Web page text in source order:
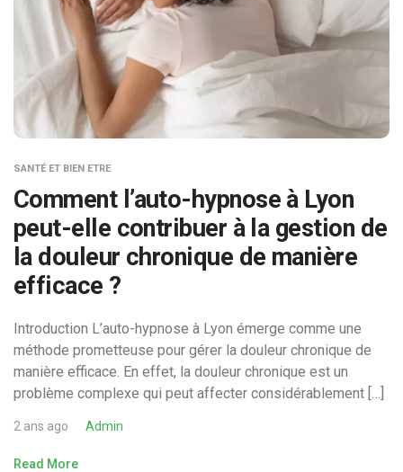
SANTÉ ET BIEN ETRE
Comment l’auto-hypnose à Lyon
peut-elle contribuer à la gestion de
la douleur chronique de manière
efficace ?
Introduction L’auto-hypnose à Lyon émerge comme une
méthode prometteuse pour gérer la douleur chronique de
manière efficace. En effet, la douleur chronique est un
problème complexe qui peut affecter considérablement […]
2 ans ago Admin
Read More